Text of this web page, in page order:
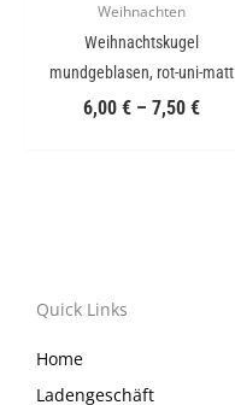
Weihnachten
Weihnachtskugel
mundgeblasen, rot-uni-matt
6,00 €– 7,50 €
Quick Links
Home
Ladengeschäft